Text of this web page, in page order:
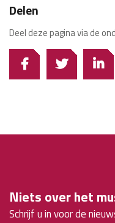
Delen
Deel deze pagina via de
Niets over het
Schrijf u in voor de